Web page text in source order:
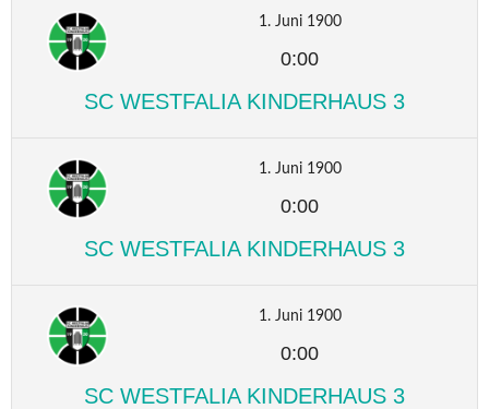
1. Juni 1900
0:00
SC WESTFALIA KINDERHAUS 3
1. Juni 1900
0:00
SC WESTFALIA KINDERHAUS 3
1. Juni 1900
0:00
SC WESTFALIA KINDERHAUS 3